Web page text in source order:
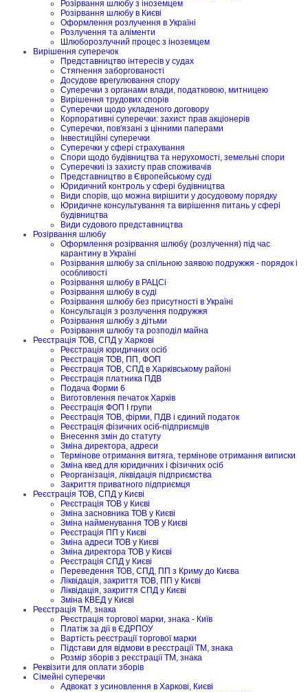
Розірвання шлюбу з іноземцем
Розірвання шлюбу в Києві
Оформлення розлучення в Україні
Розлучення та аліменти
Шлюборозлучний процес з іноземцем
Вирішення суперечок
Представництво інтересів у судах
Стягнення заборгованості
Досудове врегулювання спору
Суперечки з органами влади, податковою, митницею
Вирішення трудових спорів
Суперечки щодо укладеного договору
Корпоративні суперечки: захист прав акціонерів
Суперечки, пов'язані з цінними паперами
Інвестиційні суперечки
Суперечки у сфері страхування
Спори щодо будівництва та нерухомості, земельні спори
Суперечкиі із захисту прав споживачів
Представництво в Європейському суді
Юридичний контроль у сфері будівництва
Види спорів, що можна вирішити у досудовому порядку
Юридичне консультування та вирішення питань у сфері
будівництва
Види судового представництва
Розірвання шлюбу
Оформлення розірвання шлюбу (розлучення) під час
карантину в Україні
Розірвання шлюбу за спільною заявою подружжя - порядок і
особливості
Розірвання шлюбу в РАЦСі
Розірвання шлюбу в суді
Розірвання шлюбу без присутності в Україні
Консультація з розлучення подружжя
Розірвання шлюбу з дітьми
Розірвання шлюбу та розподіл майна
Реєстрація ТОВ, СПД у Харкові
Реєстрація юридичних осіб
Реєстрація ТОВ, ПП, ФОП
Реєстрація ТОВ, СПД в Харківському районі
Реєстрація платника ПДВ
Подача Форми 6
Виготовлення печаток Харків
Реєстрація ФОП I групи
Реєстрація ТОВ, фірми, ПДВ і єдиний податок
Реєстрація фізичних осіб-підприємців
Внесення змін до статуту
Зміна директора, адреси
Термінове отримання витяга, термінове отримання виписки
Зміна квед для юридичних і фізичних осіб
Реорганізація, ліквідація підприємства
Закриття приватного підприємця
Реєстрація ТОВ, СПД у Києві
Реєстрація ТОВ у Києві
Зміна засновника ТОВ у Києві
Зміна найменування ТОВ у Києві
Реєстрація ПП у Києві
Зміна адреси ТОВ у Києві
Зміна директора ТОВ у Києві
Реєстрація СПД у Києві
Переведення ТОВ, СПД, ПП з Криму до Києва
Ліквідація, закриття ТОВ, ПП у Києві
Ліквідація, закриття СПД у Києві
Зміна КВЕД у Києві
Реєстрація ТМ, знака
Реєстрація торгової марки, знака - Київ
Платіж за дії в ЄДРПОУ
Вартість реєстрації торгової марки
Підстави для відмови в реєстрації ТМ, знака
Розмір зборів з реєстрації ТМ, знака
Реквізити для оплати зборів
Сімейні суперечки
Адвокат з усиновлення в Харкові, Києві